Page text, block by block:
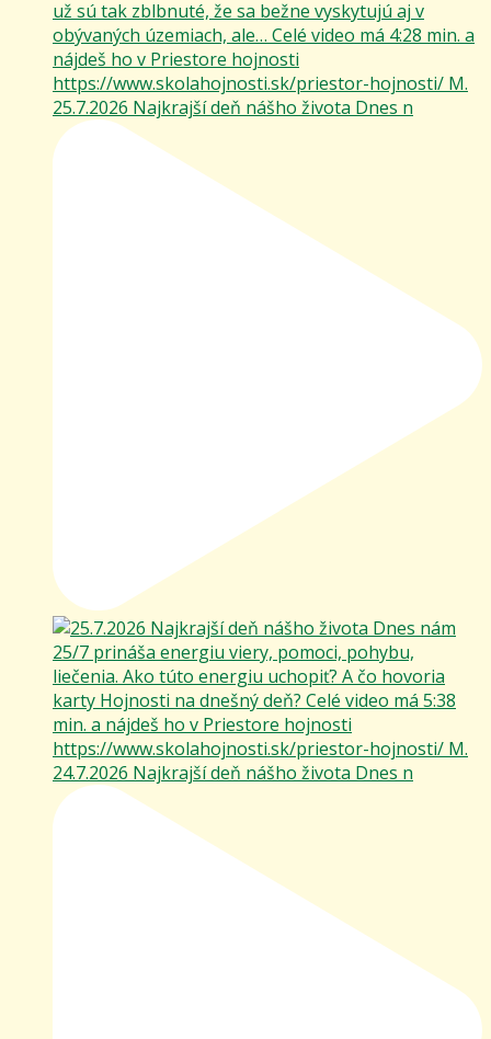
25.7.2026 Najkrajší deň nášho života Dnes n
24.7.2026 Najkrajší deň nášho života Dnes n